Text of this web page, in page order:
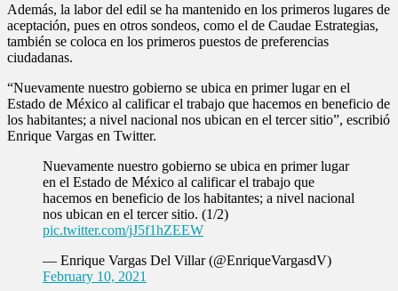
Además, la labor del edil se ha mantenido en los primeros lugares de
aceptación, pues en otros sondeos, como el de Caudae Estrategias,
también se coloca en los primeros puestos de preferencias
ciudadanas.
“Nuevamente nuestro gobierno se ubica en primer lugar en el
Estado de México al calificar el trabajo que hacemos en beneficio de
los habitantes; a nivel nacional nos ubican en el tercer sitio”, escribió
Enrique Vargas en Twitter.
Nuevamente nuestro gobierno se ubica en primer lugar
en el Estado de México al calificar el trabajo que
hacemos en beneficio de los habitantes; a nivel nacional
nos ubican en el tercer sitio. (1/2)
pic.twitter.com/jJ5f1hZEEW
— Enrique Vargas Del Villar (@EnriqueVargasdV)
February 10, 2021